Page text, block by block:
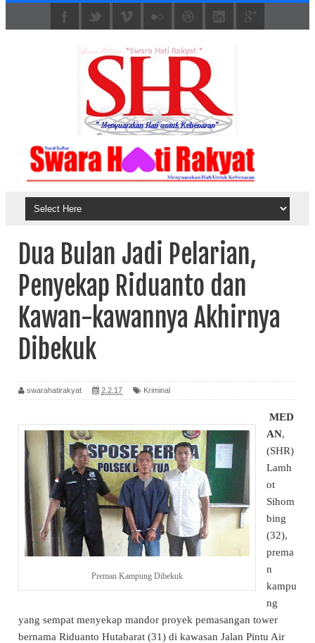
Dua Bulan Jadi Pelarian,
Penyekap Riduanto dan
Kawan-kawannya Akhirnya
Dibekuk
swarahatirakyat 2.2.17 Kriminal
Preman Kampung Dibekuk
MED
AN,
(SHR)
Lamh
ot
Sihom
bing
(32),
prema
n
kampu
ng
yang sempat menyekap mandor proyek pemasangan tower
bernama Riduanto Hutabarat (31) di kawasan Jalan Pintu Air